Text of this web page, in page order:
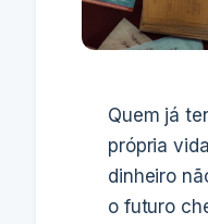
Quem já
própria
dinheiro
o futuro